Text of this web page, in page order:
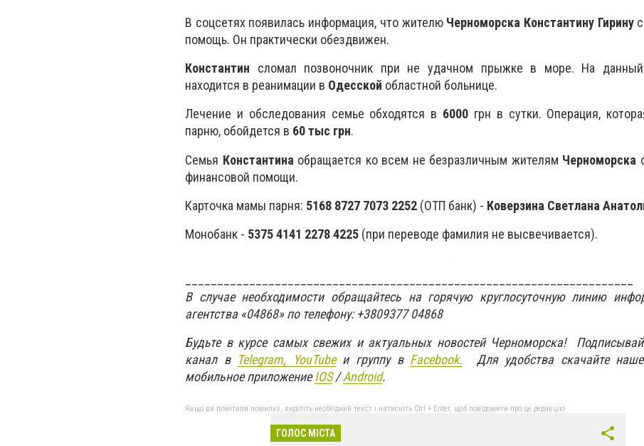
В соцсетях появилась информация, что жителю Черноморска Константину Гирину
помощь. Он практически обездвижен.
Константин сломал позвоночник при не удачном прыжке в море. На
находится в реанимации в Одесской областной больнице.
Лечение и обследования семье обходятся в 6000 грн в сутки. Операция,
парню, обойдется в 60 тыс грн.
Семья Константина обращается ко всем не безразличным жителям Черноморска
финансовой помощи.
Карточка мамы парня: 5168 8727 7073 2252 (ОТП банк) - Коверзина Светлана
Монобанк - 5375 4141 2278 4225 (при переводе фамилия не высвечивается).
В случае необходимости обращайтесь на горячую круглосуточную линию
агентства «04868» по телефону: +3809377 04868
Будьте в курсе самых свежих и актуальных новостей Черноморска!
канал в Telegram, YouTubeи группу в Facebook. Для удобства скачайте наше
мобильное приложениеIOS/Android.
Якщо ви помітили помилку, виділіть необхідний текст і натисніть Ctrl + Enter, щоб повідомити про це редакцію
ГОЛОС МІСТА